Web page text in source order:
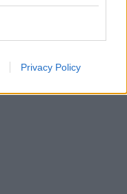
Privacy Policy